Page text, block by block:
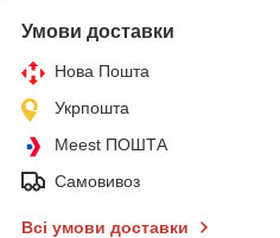
Умови доставки
Нова Пошта
Укрпошта
Meest ПОШТА
Самовивоз
Всі умови доставки